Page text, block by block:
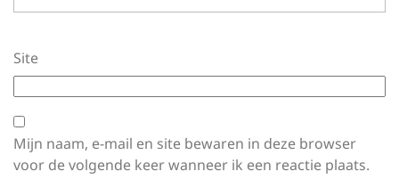
Site
Mijn naam, e-mail en site bewaren in deze browser
voor de volgende keer wanneer ik een reactie plaats.